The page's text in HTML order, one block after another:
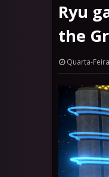
Ryu
the
Quarta-